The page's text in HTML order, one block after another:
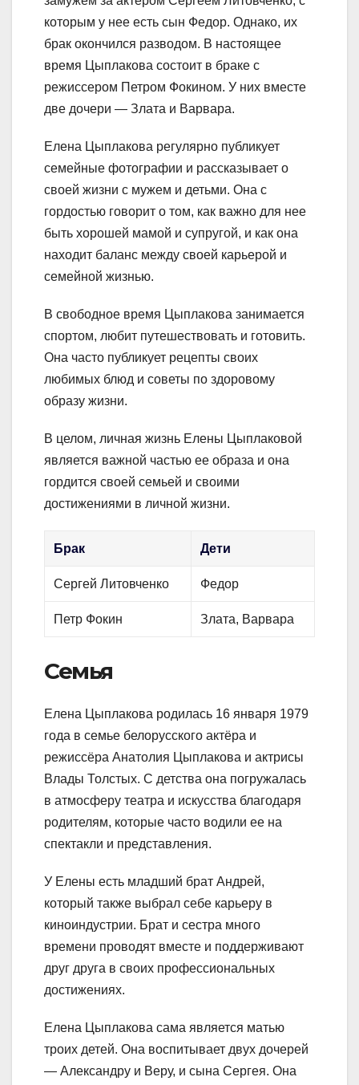
которым у нее есть сын Федор. Однако, их
брак окончился разводом. В настоящее
время Цыплакова состоит в браке с
режиссером Петром Фокином. У них вместе
две дочери — Злата и Варвара.
Елена Цыплакова регулярно публикует
семейные фотографии и рассказывает о
своей жизни с мужем и детьми. Она с
гордостью говорит о том, как важно для нее
быть хорошей мамой и супругой, и как она
находит баланс между своей карьерой и
семейной жизнью.
В свободное время Цыплакова занимается
спортом, любит путешествовать и готовить.
Она часто публикует рецепты своих
любимых блюд и советы по здоровому
образу жизни.
В целом, личная жизнь Елены Цыплаковой
является важной частью ее образа и она
гордится своей семьей и своими
достижениями в личной жизни.
Брак Дети
Сергей Литовченко Федор
Петр Фокин Злата, Варвара
Семья
Елена Цыплакова родилась 16 января 1979
года в семье белорусского актёра и
режиссёра Анатолия Цыплакова и актрисы
Влады Толстых. С детства она погружалась
в атмосферу театра и искусства благодаря
родителям, которые часто водили ее на
спектакли и представления.
У Елены есть младший брат Андрей,
который также выбрал себе карьеру в
киноиндустрии. Брат и сестра много
времени проводят вместе и поддерживают
друг друга в своих профессиональных
достижениях.
Елена Цыплакова сама является матью
троих детей. Она воспитывает двух дочерей
— Александру и Веру, и сына Сергея. Она